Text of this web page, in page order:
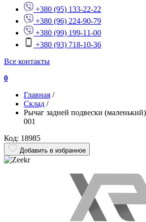
+380 (95) 133-22-22
+380 (96) 224-90-79
+380 (99) 199-11-00
+380 (93) 718-10-36
Все контакты
0
Главная /
Склад /
Рычаг задней подвески
001
Код: 18985
Добавить в избранное